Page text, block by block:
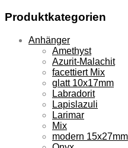
Produktkategorien
Anhänger
Amethyst
Azurit-Malachit
facettiert Mix
glatt 10x17mm
Labradorit
Lapislazuli
Larimar
Mix
modern 15x27mm